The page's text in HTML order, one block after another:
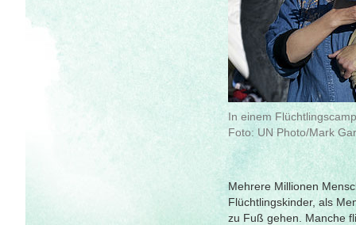
In einem
Foto: UN Photo/Mark
Mehrere Millionen
Flüchtlingskinder, als
zu Fuß gehen. Manche